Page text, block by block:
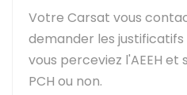
Votre Carsat vous
demander les
vous perceviez l'AEEH
PCH ou non.